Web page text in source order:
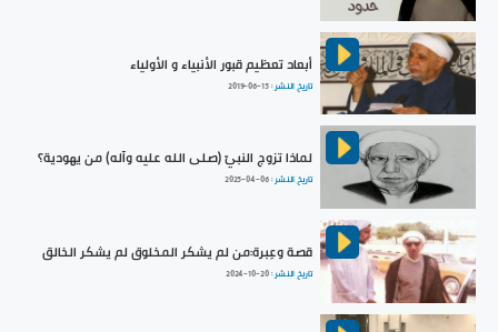
أبعاد تعظيم قبور الأنبياء و الأولياء
تاريخ النشر :2019-06-15
لماذا تزوج النبيّ (صلى الله عليه وآله) من يهودية؟
تاريخ النشر :2025-04-06
قصة وعِبرة:من لم يشكر المخلوق لم يشكر الخالق
تاريخ النشر :2024-10-20